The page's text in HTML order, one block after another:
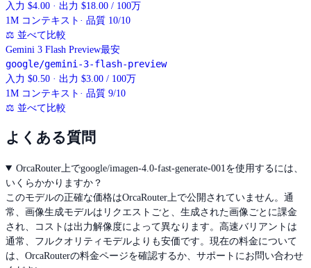
入力 $4.00 · 出力 $18.00 / 100万
1M コンテキスト · 品質 10/10
⚖ 並べて比較
Gemini 3 Flash Preview最安
google/gemini-3-flash-preview
入力 $0.50 · 出力 $3.00 / 100万
1M コンテキスト · 品質 9/10
⚖ 並べて比較
よくある質問
OrcaRouter上でgoogle/imagen-4.0-fast-generate-001を使用するには、
いくらかかりますか？
このモデルの正確な価格はOrcaRouter上で公開されていません。通
常、画像生成モデルはリクエストごと、生成された画像ごとに課金
され、コストは出力解像度によって異なります。高速バリアントは
通常、フルクオリティモデルよりも安価です。現在の料金について
は、OrcaRouterの料金ページを確認するか、サポートにお問い合わせ